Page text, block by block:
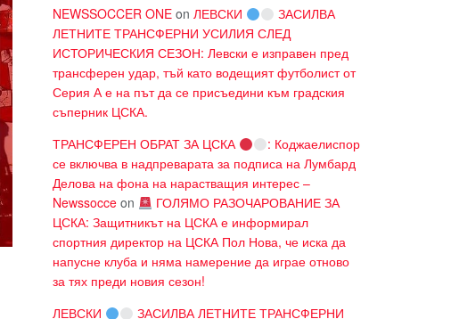
NEWSSOCCER ONE on ЛЕВСКИ
ЗАСИЛВА
ЛЕТНИТЕ ТРАНСФЕРНИ УСИЛИЯ СЛЕД
ИСТОРИЧЕСКИЯ СЕЗОН: Левски е изправен пред
трансферен удар, тъй като водещият футболист от
Серия А е на път да се присъедини към градския
съперник ЦСКА.
ТРАНСФЕРЕН ОБРАТ ЗА ЦСКА
: Коджаелиспор
се включва в надпреварата за подписа на Лумбард
Делова на фона на нарастващия интерес –
Newssocce on
ГОЛЯМО РАЗОЧАРОВАНИЕ ЗА
ЦСКА: Защитникът на ЦСКА е информирал
спортния директор на ЦСКА Пол Нова, че иска да
напусне клуба и няма намерение да играе отново
за тях преди новия сезон!
ЛЕВСКИ
ЗАСИЛВА ЛЕТНИТЕ ТРАНСФЕРНИ